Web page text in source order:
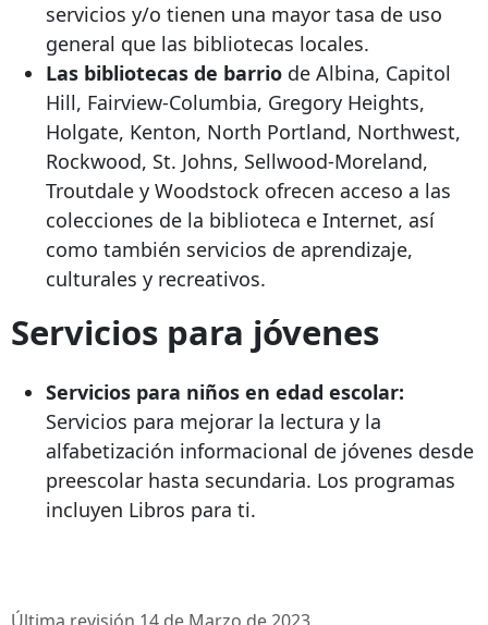
servicios y/o tienen una mayor tasa de uso
general que las bibliotecas locales.
Las bibliotecas de barrio de Albina, Capitol
Hill, Fairview-Columbia, Gregory Heights,
Holgate, Kenton, North Portland, Northwest,
Rockwood, St. Johns, Sellwood-Moreland,
Troutdale y Woodstock ofrecen acceso a las
colecciones de la biblioteca e Internet, así
como también servicios de aprendizaje,
culturales y recreativos.
Servicios para jóvenes
Servicios para niños en edad escolar:
Servicios para mejorar la lectura y la
alfabetización informacional de jóvenes desde
preescolar hasta secundaria. Los programas
incluyen Libros para ti.